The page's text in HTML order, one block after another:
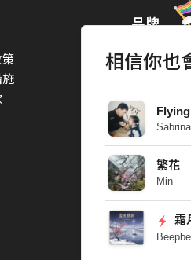
相信你也
Sabrina
繁花
Min
霜
策
施
品牌
Blow 吹音樂
Packer 派
SimpleLife
ParkPark
一起比